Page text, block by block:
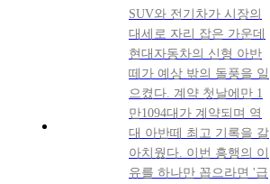
SUV와 전기차가 시장의
대세로 자리 잡은 가운데
현대자동차의 신형 아반
떼가 예상 밖의 돌풍을 일
으켰다. 계약 첫날에만 1
만1094대가 계약되며 역
대 아반떼 최고 기록을 갈
아치웠다. 이번 흥행의 이
유를 하나만 꼽으라면 '급